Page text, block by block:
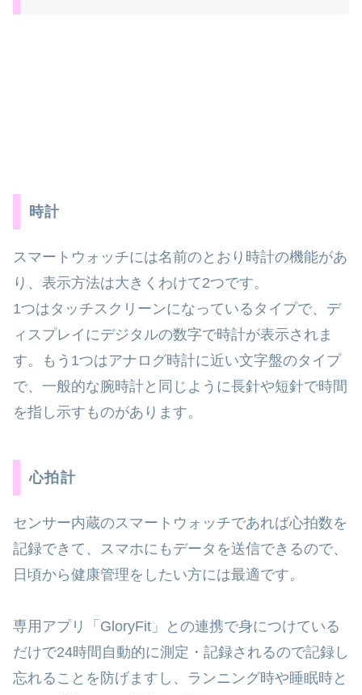
時計
スマートウォッチには名前のとおり時計の機能があ
り、表示方法は大きくわけて2つです。
1つはタッチスクリーンになっているタイプで、デ
ィスプレイにデジタルの数字で時計が表示されま
す。もう1つはアナログ時計に近い文字盤のタイプ
で、一般的な腕時計と同じように長針や短針で時間
を指し示すものがあります。
心拍計
センサー内蔵のスマートウォッチであれば心拍数を
記録できて、スマホにもデータを送信できるので、
日頃から健康管理をしたい方には最適です。
専用アプリ「GloryFit」との連携で身につけている
だけで24時間自動的に測定・記録されるので記録し
忘れることを防げますし、ランニング時や睡眠時と